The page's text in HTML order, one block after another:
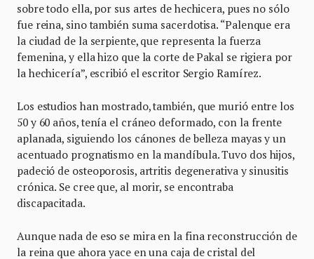
sobre todo ella, por sus artes de hechicera, pues no sólo
fue reina, sino también suma sacerdotisa. “Palenque era
la ciudad de la serpiente, que representa la fuerza
femenina, y ella hizo que la corte de Pakal se rigiera por
la hechicería”, escribió el escritor Sergio Ramírez.
Los estudios han mostrado, también, que murió entre los
50 y 60 años, tenía el cráneo deformado, con la frente
aplanada, siguiendo los cánones de belleza mayas y un
acentuado prognatismo en la mandíbula. Tuvo dos hijos,
padeció de osteoporosis, artritis degenerativa y sinusitis
crónica. Se cree que, al morir, se encontraba
discapacitada.
Aunque nada de eso se mira en la fina reconstrucción de
la reina que ahora yace en una caja de cristal del